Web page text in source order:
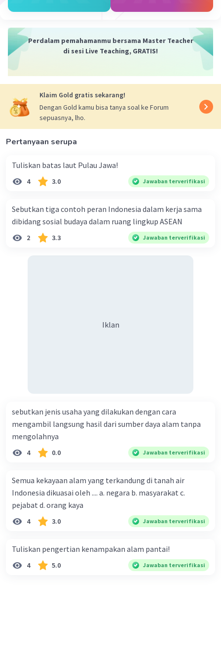
Indonesia. Tujuan dari pemeriksaan ini adalah
bahan berbahaya yang dapat merusak pertanian
dan kesehatan masyarakat.
Obat dan Makanan (BPOM) untuk memeriksa
makanan yang berkaitan dengan aspek
kesehatan, seperti obat-obatan dan suplemen
makanan.
Penting untuk mematuhi aturan dan peraturan
Indonesia untuk memastikan keamanan dan
kesehatan masyarakat serta kelestarian
pertanian negara.
Perdalam pemahamanmu bersama Master Teacher
di sesi Live Teaching, GRATIS!
Klaim Gold gratis sekarang!
Dengan Gold kamu bisa tanya soal ke Forum
sepuasnya, lho.
Pertanyaan serupa
Tuliskan batas laut Pulau Jawa!
4 3.0 Jawaban terverifikasi
Sebutkan tiga contoh peran Indonesia dalam kerja sama
dibidang sosial budaya dalam ruang lingkup ASEAN
2 3.3 Jawaban terverifikasi
Iklan
sebutkan jenis usaha yang dilakukan dengan cara
mengambil langsung hasil dari sumber daya alam tanpa
mengolahnya
4 0.0 Jawaban terverifikasi
Semua kekayaan alam yang terkandung di tanah air
Indonesia dikuasai oleh .... a. negara b. masyarakat c.
pejabat d. orang kaya
4 3.0 Jawaban terverifikasi
Tuliskan pengertian kenampakan alam pantai!
4 5.0 Jawaban terverifikasi